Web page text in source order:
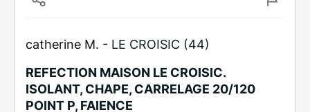
catherine M. - LE CROISIC (44)
REFECTION MAISON LE CROISIC.
ISOLANT, CHAPE, CARRELAGE 20/120
POINT P, FAIENCE